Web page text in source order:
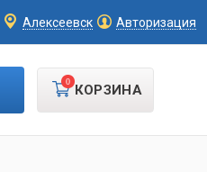
Алексеевск Авторизация
КОРЗИНА
0